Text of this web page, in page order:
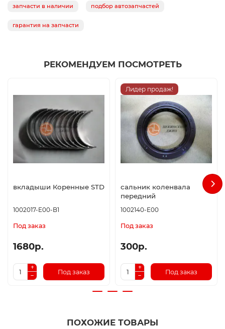
запчасти в наличии подбор автозапчастей
гарантия на запчасти
РЕКОМЕНДУЕМ ПОСМОТРЕТЬ
вкладыши Коренные STD
1002017-E00-B1
Под заказ
1680р.
Под заказ
Лидер продаж!
сальник коленвала
передний
1002140-E00
Под заказ
300р.
Под заказ
ПОХОЖИЕ ТОВАРЫ